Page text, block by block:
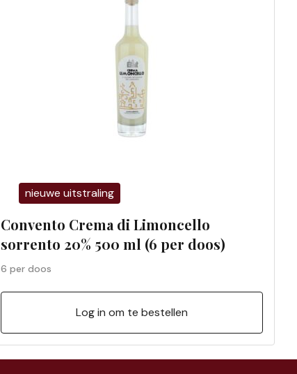
nieuwe uitstraling
Convento Crema di Limoncello
sorrento 20% 500 ml (6 per doos)
6 per doos
Log in om te bestellen